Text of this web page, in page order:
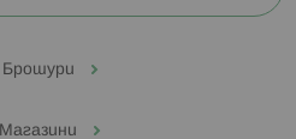
Брошури
Магазини